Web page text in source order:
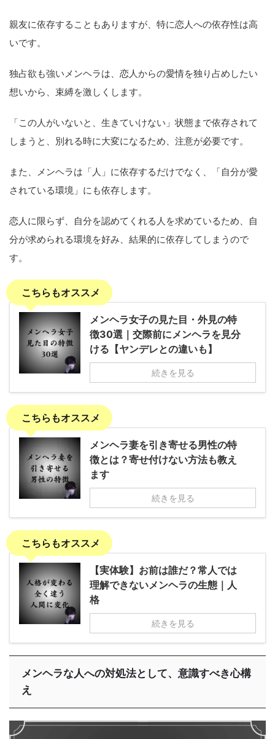
親友に依存することもありますが、特に恋人への依存性は高
いです。
独占欲も強いメンヘラは、恋人からの愛情を独り占めしたい
想いから、束縛を激しくします。
「この人がいないと、生きていけない」状態まで依存されて
しまうと、別れる時に大変になるため、注意が必要です。
また、メンヘラは「人」に依存するだけでなく、「自分が愛
されている環境」にも依存します。
恋人に限らず、自分を認めてくれる人を求めているため、自
分が求められる環境を好み、結果的に依存してしまうので
す。
こちらもオススメ
メンヘラ女子の見た目・外見の特
徴30選｜交際前にメンヘラを見分
ける【ヤンデレとの違いも】
続きを見る
こちらもオススメ
メンヘラ妻を引き寄せる男性の特
徴とは？寄せ付けない方法も教え
ます
続きを見る
こちらもオススメ
【実体験】お前は誰だ？常人では
理解できないメンヘラの生態｜人
格
続きを見る
メンヘラな人への対処法として、意識すべき心構
え